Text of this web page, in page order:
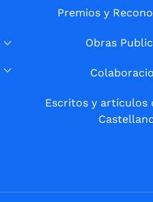
Premios y
Obras
Escritos y artículos